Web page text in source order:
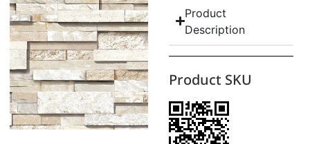
Product
Description
Product SKU